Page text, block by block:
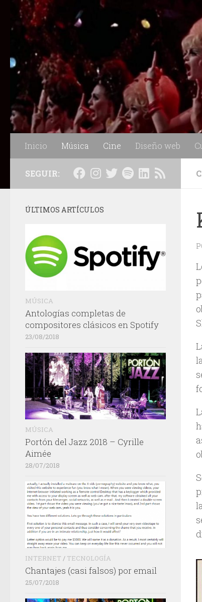
Saltar al contenido
Inicio Música Cine Diseño web
SEGUIR:
ÚLTIMOS ARTÍCULOS
MÚSICA
Antologías completas de
compositores clásicos en Spotify
23/08/2018
MÚSICA
Portón del Jazz 2018 – Cyrille
Aimée
28/07/2018
INTERNET / TECNOLOGÍA
Chantajes (casi falsos) por email
25/07/2018